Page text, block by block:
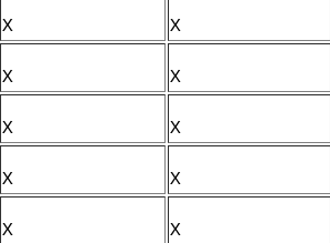
X X
X X
X X
X X
X X